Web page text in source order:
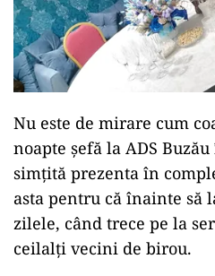
Nu este de mirare cum
noapte șefă la ADS
simțită prezenta în
asta pentru că înainte să
zilele, când trece pe la
ceilalți vecini de birou.